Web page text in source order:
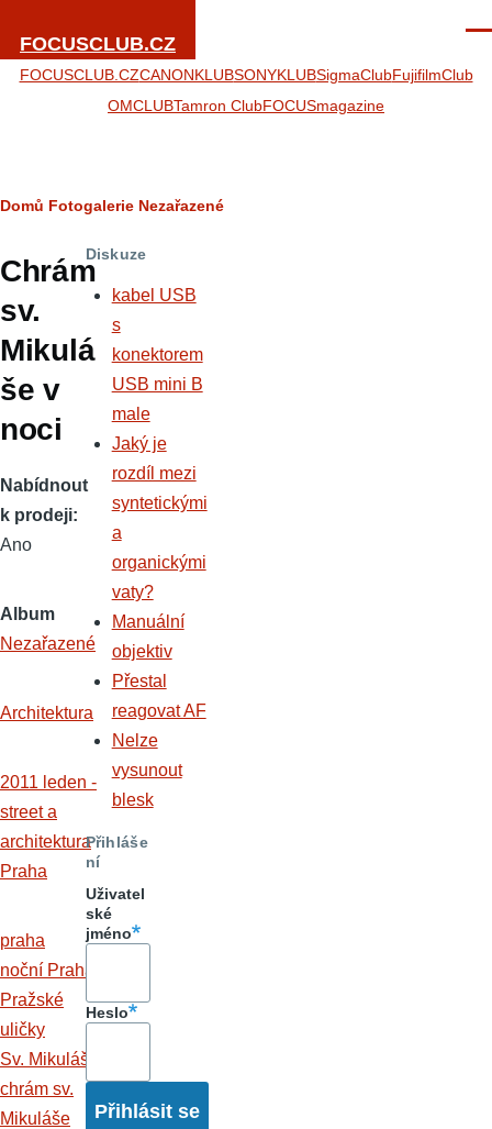
FOCUSCLUB.CZ
FOCUSCLUB.CZCANONKLUBSONYKLUBSigmaClubFujifilmClub
OMCLUBTamron ClubFOCUSmagazine
Drobečková
navigace
Domů Fotogalerie Nezařazené
Chrám
sv.
Mikulá
še v
noci
Nabídnout
k prodeji
Ano
Album
Nezařazené
Architektura
2011 leden -
street a
architektura
Praha
praha
noční Praha
Pražské
uličky
Sv. Mikuláš
chrám sv.
Mikuláše
Diskuze
kabel USB
s
konektorem
USB mini B
male
Jaký je
rozdíl mezi
syntetickými
a
organickými
vaty?
Manuální
objektiv
Přestal
reagovat AF
Nelze
vysunout
blesk
Přihláše
ní
Uživatel
ské
jméno
Heslo